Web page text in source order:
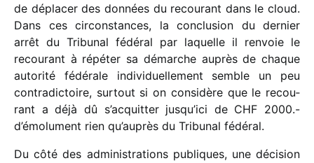
de dépla­cer des données du recou­rant dans le cloud.
Dans ces circons­tances, la conclu­sion du dernier
arrêt du Tribunal fédé­ral par laquelle il renvoie le
recou­rant à répé­ter sa démarche auprès de chaque
auto­rité fédé­rale indi­vi­duel­le­ment semble un peu
contra­dic­toire, surtout si on consi­dère que le recou­
rant a déjà dû s’acquitter jusqu’ici de CHF 2000.-
d’émolument rien qu’auprès du Tribunal fédéral.
Du côté des admi­nis­tra­tions publiques, une déci­sion